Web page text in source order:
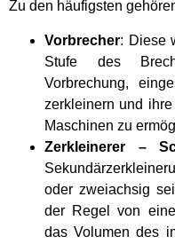
Zu den häufigsten
Vorbrecher: Diese
Stufe des
Vorbrechung,
zerkleinern und
Maschinen zu
Zerkleinerer –
oder zweiachsig
der Regel von
das Volumen des